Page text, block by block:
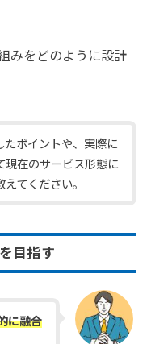
みをどのように設計
ポイントや、実際に
現在のサービス形態に
てください。
目指す
に融合